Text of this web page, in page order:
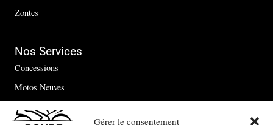
Gérer le consentement
Zontes
Nos Services
Concessions
Motos Neuves